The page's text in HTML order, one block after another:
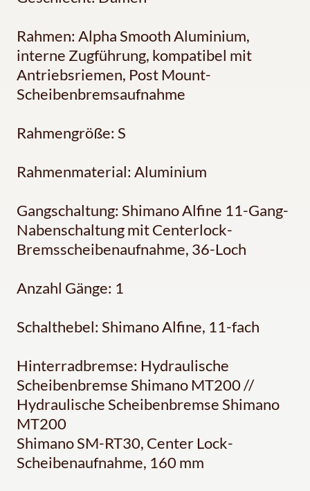
Rahmen: Alpha Smooth Aluminium,
interne Zugführung, kompatibel mit
Antriebsriemen, Post Mount-
Scheibenbremsaufnahme
Rahmengröße: S
Rahmenmaterial: Aluminium
Gangschaltung: Shimano Alfine 11-Gang-
Nabenschaltung mit Centerlock-
Bremsscheibenaufnahme, 36-Loch
Anzahl Gänge: 1
Schalthebel: Shimano Alfine, 11-fach
Hinterradbremse: Hydraulische
Scheibenbremse Shimano MT200 //
Hydraulische Scheibenbremse Shimano
MT200
Shimano SM-RT30, Center Lock-
Scheibenaufnahme, 160 mm